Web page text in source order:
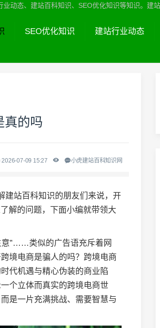
动态、建站百科知识、SEO优化知识等知识。建
SEO优化知识 建站行业动态
真的吗
2026-07-09 15:27 小虎建站百科知识网
建站百科知识的朋友们来说，开
解的问题，下面小编就带领大
意”……类似的广告语充斥着网
境电商是骗人的吗？跨境电商
代机遇与精心伪装的商业陷
个立体而真实的跨境电商世
是一片充满挑战、需要智慧与